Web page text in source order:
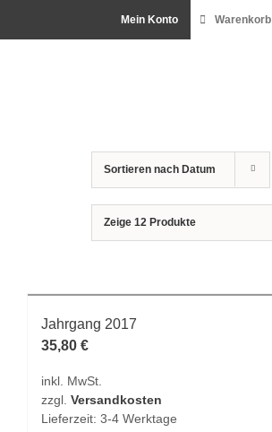
Mein Konto Warenkorb
Sortieren nach Datum
Zeige 12 Produkte
Jahrgang 2017
35,80 €
inkl. MwSt.
zzgl. Versandkosten
Lieferzeit: 3-4 Werktage